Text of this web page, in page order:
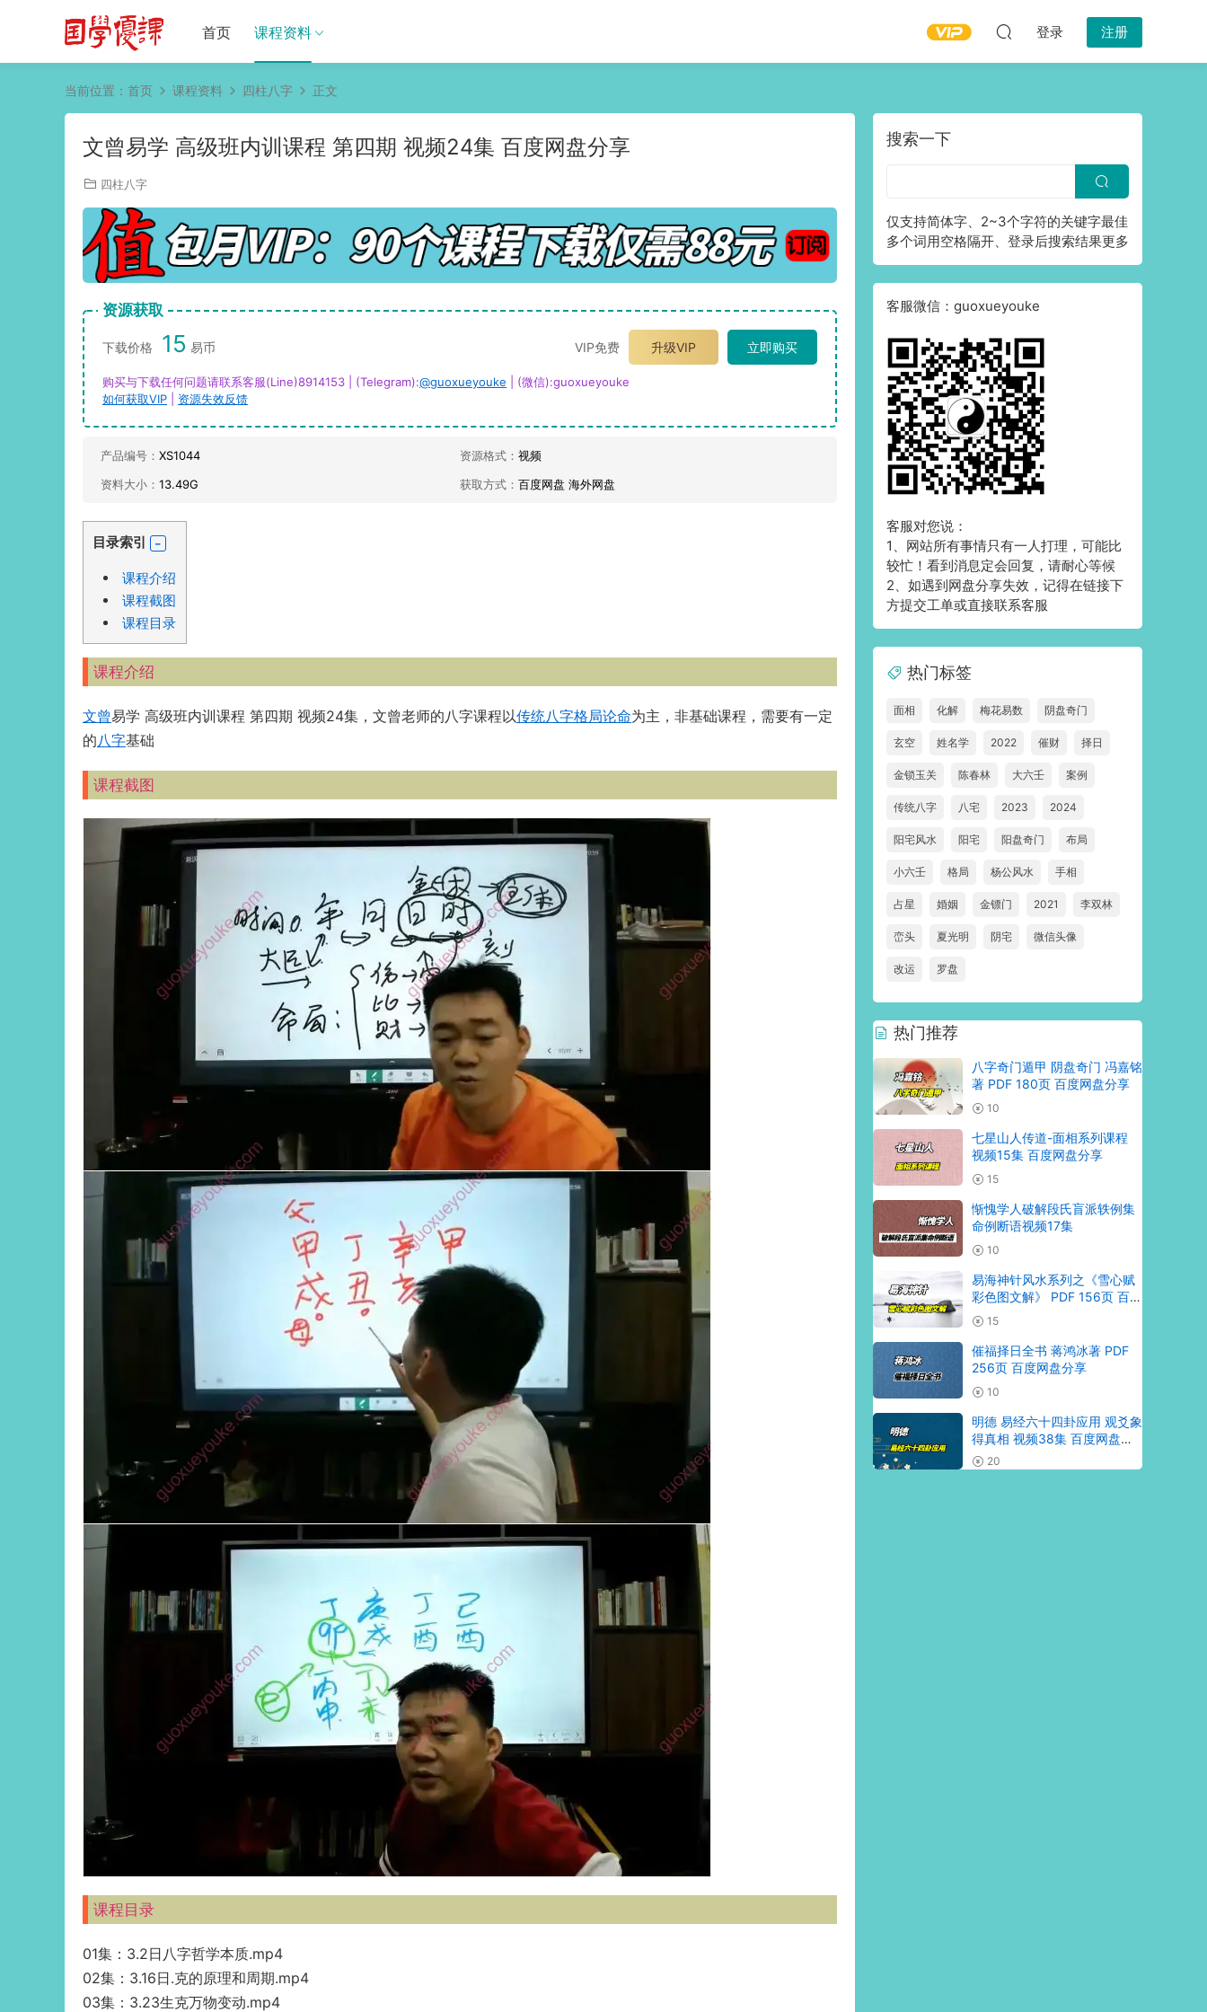
首页 课程资料 登录 注册
当前位置： 首页 课程资料 四柱八字 正文
文曾易学 高级班内训课程 第四期 视频24集 百度网盘分享
四柱八字
资源获取
下载价格 15 易币 VIP免费 升级VIP 立即购买
购买与下载任何问题请联系客服(Line)8914153 | (Telegram):@guoxueyouke | (微信):guoxueyouke
如何获取VIP
资源失效反馈
产品编号： XS1044 资源格式： 视频
资料大小： 13.49G 获取方式： 百度网盘 海外网盘
目录索引
课程介绍
课程截图
课程目录
课程介绍
文曾易学 高级班内训课程 第四期 视频24集，文曾老师的八字课程以传统八字格局论命为主，非基础课程，需要有一定
的八字基础
课程截图
课程目录
01集：3.2日八字哲学本质.mp4
02集：3.16日.克的原理和周期.mp4
03集：3.23生克万物变动.mp4
搜索一下
仅支持简体字、2~3个字符的关键字最佳
多个词用空格隔开、登录后搜索结果更多
客服微信：guoxueyouke
客服对您说：
1、网站所有事情只有一人打理，可能比
较忙！看到消息定会回复，请耐心等候
2、如遇到网盘分享失效，记得在链接下
方提交工单或直接联系客服
热门标签
面相 化解 梅花易数 阴盘奇门
玄空 姓名学 2022 催财 择日
金锁玉关 陈春林 大六壬 案例
传统八字 八宅 2023 2024
阳宅风水 阳宅 阳盘奇门 布局
小六壬 格局 杨公风水 手相
占星 婚姻 金镖门 2021 李双林
峦头 夏光明 阴宅 微信头像
改运 罗盘
热门推荐
八字奇门遁甲 阴盘奇门 冯嘉铭
著 PDF 180页 百度网盘分享
10
七星山人传道-面相系列课程
视频15集 百度网盘分享
15
惭愧学人破解段氏盲派轶例集
命例断语视频17集
10
易海神针风水系列之《雪心赋
彩色图文解》 PDF 156页 百度
网盘分享
15
催福择日全书 蒋鸿冰著 PDF
256页 百度网盘分享
10
明德 易经六十四卦应用 观爻象
得真相 视频38集 百度网盘分
享 20